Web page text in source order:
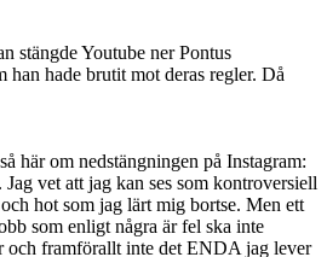
stängde Youtube ner Pontus
han hade brutit mot deras regler. Då
här om nedstängningen på Instagram:
vet att jag kan ses som kontroversiell
hot som jag lärt mig bortse. Men ett
som enligt några är fel ska inte
och framförallt inte det ENDA jag lever